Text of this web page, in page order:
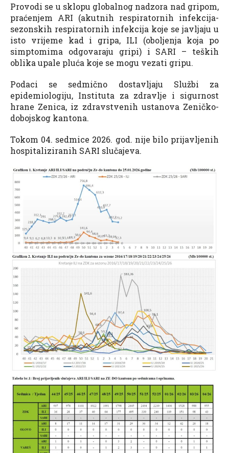
Provodi se u sklopu globalnog nadzora nad gripom,
praćenjem ARI (akutnih respiratornih infekcija-
sezonskih respiratornih infekcija koje se javljaju u
isto vrijeme kad i gripa, ILI (oboljenja koja po
simptomima odgovaraju gripi) i SARI – teških
oblika upale pluća koje se mogu vezati gripu.
Podaci se sedmično dostavljaju Službi za
epidemiologiju, Instituta za zdravlje i sigurnost
hrane Zenica, iz zdravstvenih ustanova Zeničko-
dobojskog kantona.
Tokom 04. sedmice 2026. god. nije bilo prijavljenih
hospitaliziranih SARI slučajeva.